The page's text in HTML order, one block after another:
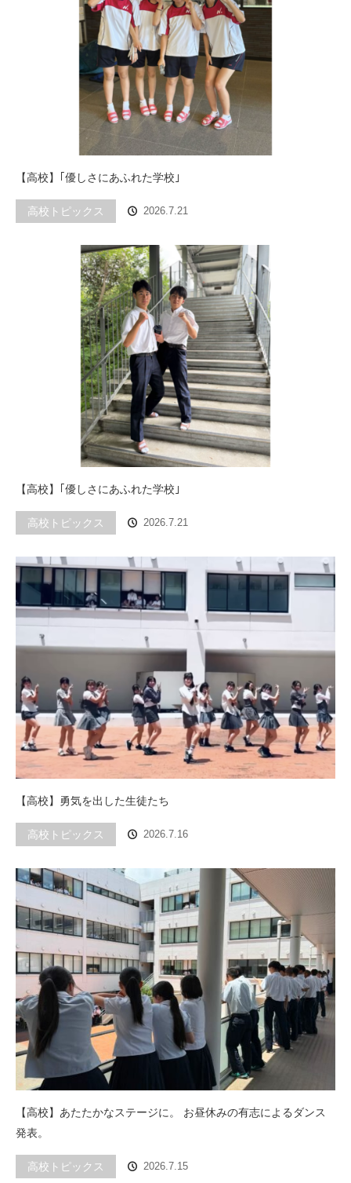
【高校】｢優しさにあふれた学校｣
高校トピックス 2026.7.21
【高校】｢優しさにあふれた学校｣
高校トピックス 2026.7.21
【高校】勇気を出した生徒たち
高校トピックス 2026.7.16
【高校】あたたかなステージに。 お昼休みの有志によるダンス
発表。
高校トピックス 2026.7.15